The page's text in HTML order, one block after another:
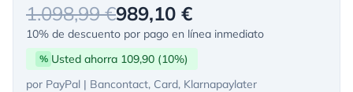
1.098,99 €989,10 €
10% de descuento por pago en línea inmediato
% Usted ahorra 109,90 (10%)
por PayPal | Bancontact, Card, Klarnapaylater